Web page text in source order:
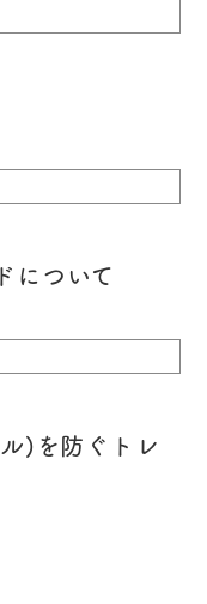
について
)を防ぐトレ